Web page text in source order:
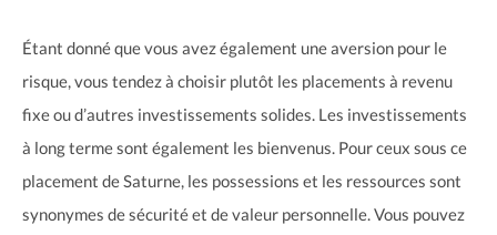
Étant donné que vous avez également une aversion pour le
risque, vous tendez à choisir plutôt les placements à revenu
fixe ou d’autres investissements solides. Les investissements
à long terme sont également les bienvenus. Pour ceux sous ce
placement de Saturne, les possessions et les ressources sont
synonymes de sécurité et de valeur personnelle. Vous pouvez